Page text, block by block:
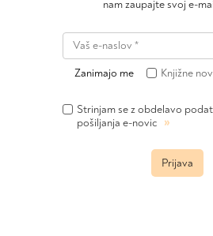
nam zaupajte svoj e-
Zanimajo me Knjižne
Strinjam se z obdelavo
pošiljanja e-novic »
Prijava